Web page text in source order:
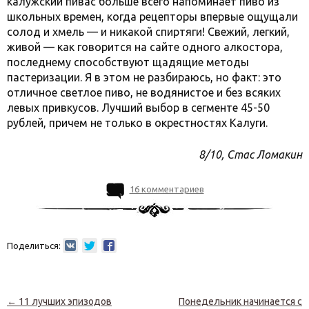
школьных времен, когда рецепторы впервые ощущали
солод и хмель — и никакой спиртяги! Свежий, легкий,
живой — как говорится на сайте одного алкостора,
последнему способствуют щадящие методы
пастеризации. Я в этом не разбираюсь, но факт: это
отличное светлое пиво, не водянистое и без всяких
левых привкусов. Лучший выбор в сегменте 45-50
рублей, причем не только в окрестностях Калуги.
8/10, Стас Ломакин
16 комментариев
Поделиться:
Навигация по записям
← 11 лучших эпизодов Понедельник начинается с